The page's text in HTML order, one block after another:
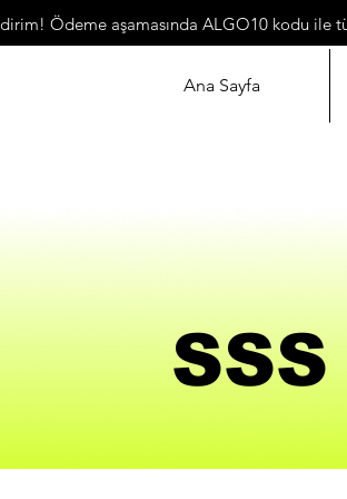
Ödeme aşamasında ALGO10 kodu ile
Ana Sayfa
SSS